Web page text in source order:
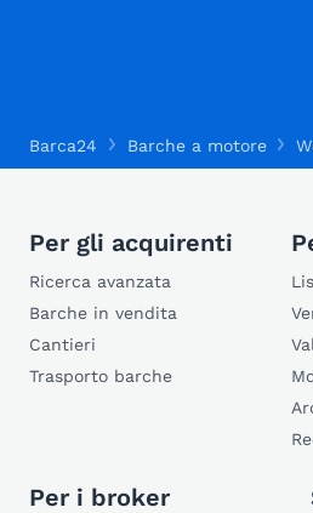
Barca24 Barche a motore
Per gli acquirenti
Ricerca avanzata
Barche in vendita
Cantieri
Trasporto barche
Per i broker